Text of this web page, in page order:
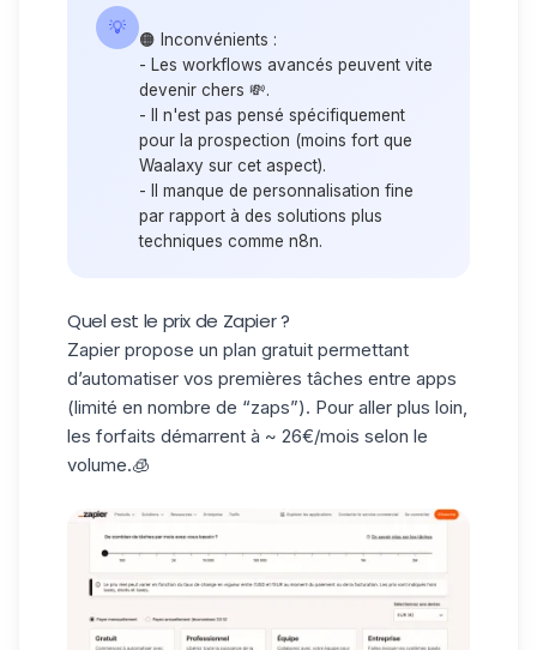
💡
🟠 Inconvénients :
- Les workflows avancés peuvent vite
devenir chers 💸.
- Il n'est pas pensé spécifiquement
pour la prospection (moins fort que
Waalaxy sur cet aspect).
- Il manque de personnalisation fine
par rapport à des solutions plus
techniques comme n8n.
Quel est le prix de Zapier ?
Zapier propose un plan gratuit permettant
d’automatiser vos premières tâches entre apps
(limité en nombre de “zaps”). Pour aller plus loin,
les forfaits démarrent à ~ 26€/mois selon le
volume.🧊